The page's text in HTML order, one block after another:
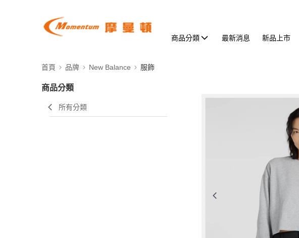
商品分類 最新消息 新品上市
首頁 品牌 New Balance 服飾
商品分類
所有分類